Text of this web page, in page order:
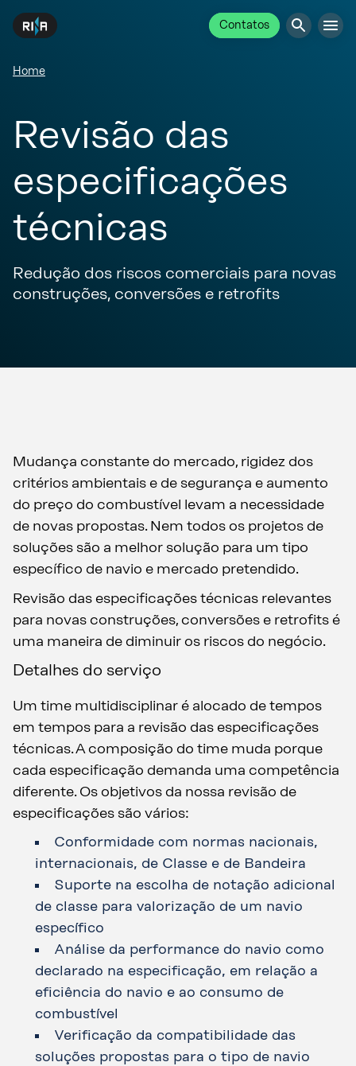
Contatos
Home
Revisão das
especificações
técnicas
Redução dos riscos comerciais para novas
construções, conversões e retrofits
Mudança constante do mercado, rigidez dos
critérios ambientais e de segurança e aumento
do preço do combustível levam a necessidade
de novas propostas. Nem todos os projetos de
soluções são a melhor solução para um tipo
específico de navio e mercado pretendido.
Revisão das especificações técnicas relevantes
para novas construções, conversões e retrofits é
uma maneira de diminuir os riscos do negócio.
Detalhes do serviço
Um time multidisciplinar é alocado de tempos
em tempos para a revisão das especificações
técnicas. A composição do time muda porque
cada especificação demanda uma competência
diferente. Os objetivos da nossa revisão de
especificações são vários:
Conformidade com normas nacionais,
internacionais, de Classe e de Bandeira
Suporte na escolha de notação adicional
de classe para valorização de um navio
específico
Análise da performance do navio como
declarado na especificação, em relação a
eficiência do navio e ao consumo de
combustível
Verificação da compatibilidade das
soluções propostas para o tipo de navio